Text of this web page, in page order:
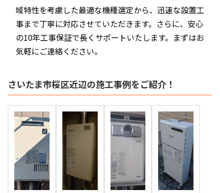
域特性を考慮した最適な機種選定から、迅速な設置工
事まで丁寧に対応させていただきます。さらに、安心
の10年工事保証で長くサポートいたします。まずはお
気軽にご連絡ください。
さいたま市桜区近辺の施工事例をご紹介！